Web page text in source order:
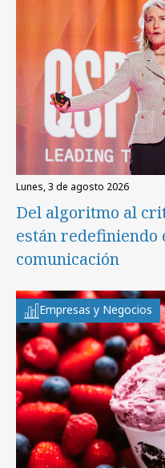
lunes, 3 de agosto 2026
Del algoritmo al
están
comunicación
Empresas y Negocios